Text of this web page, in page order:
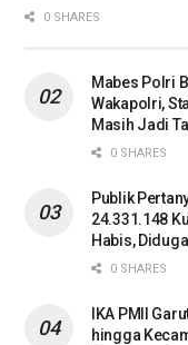
0 SHARES
Mabes Polri
Wakapolri,
Masih Jadi
0 SHARES
Publik
24.331.148
Habis,
0 SHARES
IKA PMII
hingga